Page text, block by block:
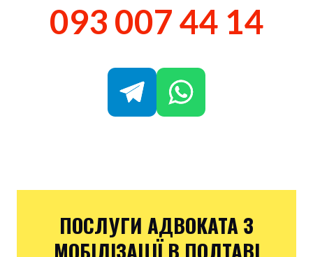
093 007 44 14
ПОСЛУГИ АДВОКАТА З
МОБІЛІЗАЦІЇ В ПОЛТАВІ